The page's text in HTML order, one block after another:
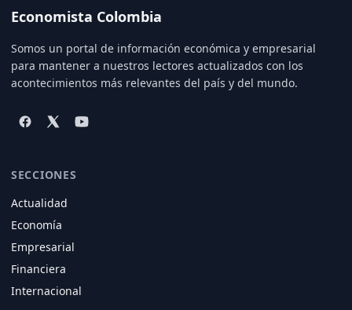
Economista Colombia
Somos un portal de información económica y empresarial
para mantener a nuestros lectores actualizados con los
acontecimientos más relevantes del país y del mundo.
SECCIONES
Actualidad
Economía
Empresarial
Financiera
Internacional